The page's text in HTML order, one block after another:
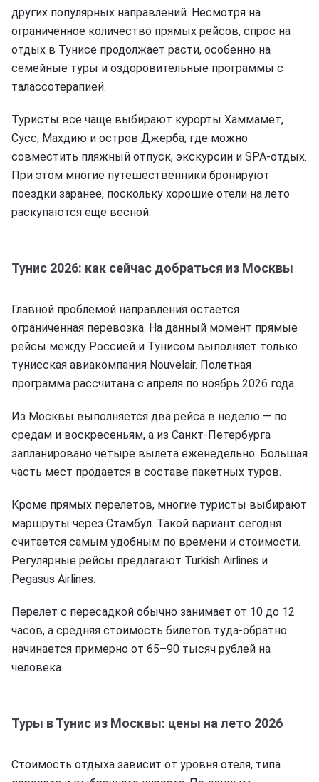
других популярных направлений. Несмотря на
ограниченное количество прямых рейсов, спрос на
отдых в Тунисе продолжает расти, особенно на
семейные туры и оздоровительные программы с
талассотерапией.
Туристы все чаще выбирают курорты Хаммамет,
Сусс, Махдию и остров Джерба, где можно
совместить пляжный отпуск, экскурсии и SPA-отдых.
При этом многие путешественники бронируют
поездки заранее, поскольку хорошие отели на лето
раскупаются еще весной.
Тунис 2026: как сейчас добраться из Москвы
Главной проблемой направления остается
ограниченная перевозка. На данный момент прямые
рейсы между Россией и Тунисом выполняет только
тунисская авиакомпания Nouvelair. Полетная
программа рассчитана с апреля по ноябрь 2026 года.
Из Москвы выполняется два рейса в неделю — по
средам и воскресеньям, а из Санкт-Петербурга
запланировано четыре вылета еженедельно. Большая
часть мест продается в составе пакетных туров.
Кроме прямых перелетов, многие туристы выбирают
маршруты через Стамбул. Такой вариант сегодня
считается самым удобным по времени и стоимости.
Регулярные рейсы предлагают Turkish Airlines и
Pegasus Airlines.
Перелет с пересадкой обычно занимает от 10 до 12
часов, а средняя стоимость билетов туда-обратно
начинается примерно от 65–90 тысяч рублей на
человека.
Туры в Тунис из Москвы: цены на лето 2026
Стоимость отдыха зависит от уровня отеля, типа